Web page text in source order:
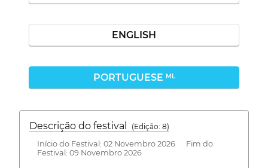
ENGLISH
PORTUGUESE ML
Descrição do festival
(Edição: 8)
Início do Festival: 02 Novembro 2026 Fim do
Festival: 09 Novembro 2026